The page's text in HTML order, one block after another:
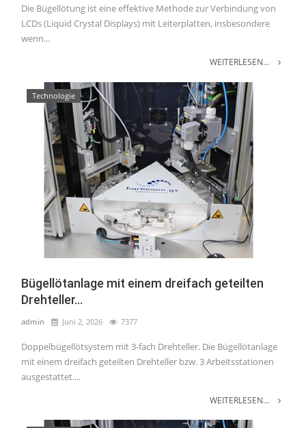
Die Bügellötung ist eine effektive Methode zur Verbindung von
LCDs (Liquid Crystal Displays) mit Leiterplatten, insbesondere
wenn...
WEITERLESEN...
Technologie
Bügellötanlage mit einem dreifach geteilten
Drehteller...
admin Juni 2, 2026 7377
Doppelbügellötsystem mit 3-fach Drehteller. Die Bügellötanlage
mit einem dreifach geteilten Drehteller bzw. 3 Arbeitsstationen
ausgestattet....
WEITERLESEN...